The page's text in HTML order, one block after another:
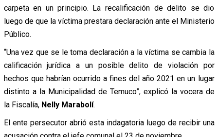
carpeta en un principio. La recalificación de delito se dio
luego de que la víctima prestara declaración ante el Ministerio
Público.
“Una vez que se le toma declaración a la víctima se cambia la
calificación jurídica a un posible delito de violación por
hechos que habrían ocurrido a fines del año 2021 en un lugar
distinto a la Municipalidad de Temuco”, explicó la vocera de
la Fiscalía, Nelly Marabolí.
El ente persecutor abrió esta indagatoria luego de recibir una